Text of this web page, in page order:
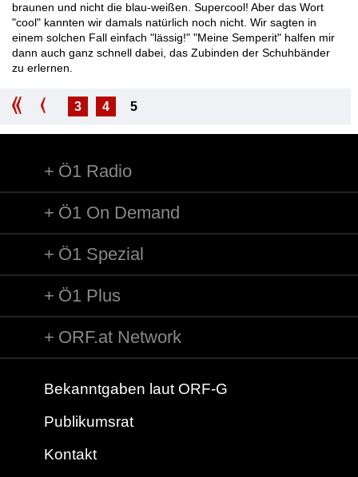
braunen und nicht die blau-weißen. Supercool! Aber das Wort
"cool" kannten wir damals natürlich noch nicht. Wir sagten in
einem solchen Fall einfach "lässig!" "Meine Semperit" halfen mir
dann auch ganz schnell dabei, das Zubinden der Schuhbänder
zu erlernen.
3 4 5
Ö1 Radio
Ö1 On Demand
Ö1 Spezial
Ö1 Plus
ORF.at Network
Bekanntgaben laut ORF-G
Publikumsrat
Kontakt